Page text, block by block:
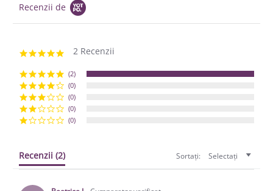
Recenzii de
5.0 star rating
2 Recenzii
(2)
(0)
(0)
(0)
(0)
Recenzii (2) Sortați: Selectați